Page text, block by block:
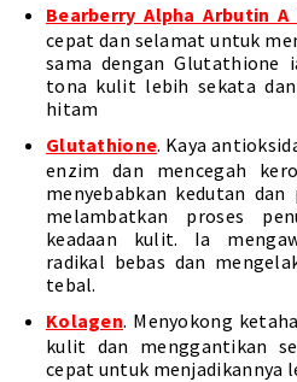
Bearberry Alpha Arbutin A
cepat dan selamat untuk
sama dengan Glutathione
tona kulit lebih sekata
hitam
Glutathione. Kaya
enzim dan mencegah
menyebabkan kedutan
melambatkan proses
keadaan kulit. Ia
radikal bebas dan
tebal.
Kolagen. Menyokong
kulit dan menggantikan
cepat untuk menjadikannya